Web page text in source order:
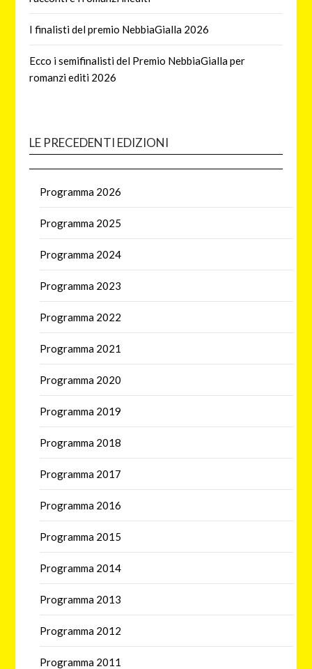
I finalisti del premio NebbiaGialla 2026
Ecco i semifinalisti del Premio NebbiaGialla per
romanzi editi 2026
LE PRECEDENTI EDIZIONI
Programma 2026
Programma 2025
Programma 2024
Programma 2023
Programma 2022
Programma 2021
Programma 2020
Programma 2019
Programma 2018
Programma 2017
Programma 2016
Programma 2015
Programma 2014
Programma 2013
Programma 2012
Programma 2011